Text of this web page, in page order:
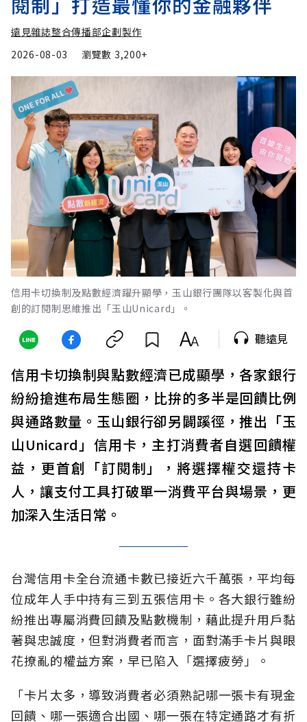
遠見雜誌整合傳播部企劃製作
2026-08-03
瀏覽數 3,200+
信用卡切換制及點數經濟躍升顯學，玉山銀行團隊以客製化與首
創的訂閱制思維推出「玉山Unicard」。
聽遠見
信用卡切換制與點數經濟已成顯學，各家銀行
紛紛搶進布局生態圈，比拚的多半是回饋比例
與通路數量。玉山銀行卻另闢蹊徑，推出「玉
山Unicard」信用卡，主打消費者自選回饋權
益，更首創「訂閱制」，將選擇權交還持卡
人，讓支付工具打破單一消費平台與場景，更
加深入生活日常。
台灣信用卡全台流通卡數已接近六千萬張，平均每
位成年人手中持有三到五張信用卡。各大銀行雖紛
紛推出專屬消費回饋及點數機制，藉此提升用戶黏
著與忠誠度，但對消費者而言，面對滿手卡片與眼
花撩亂的權益方案，早已陷入「選擇疲勞」。
「卡片太多，導致消費者必須熟記哪一張卡有現金
回饋、哪一張適合出國、哪一張在特定通路才有折